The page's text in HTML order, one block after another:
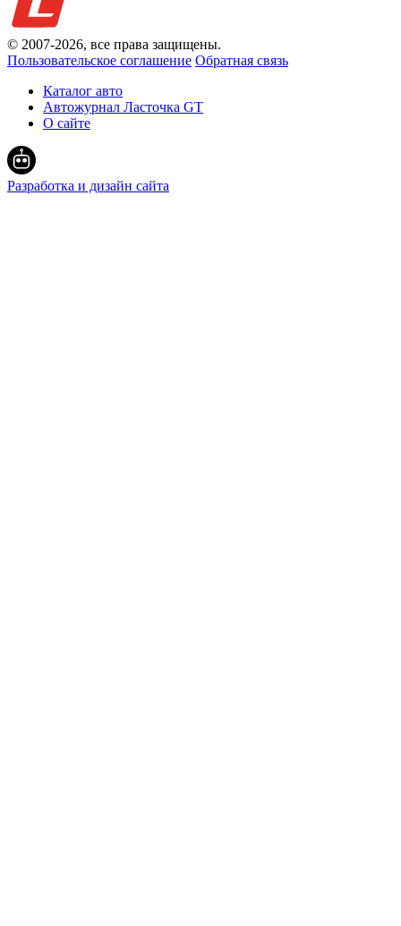
© 2007-2026, все права защищены.
Пользовательское соглашение Обратная связь
Каталог авто
Автожурнал Ласточка GT
О сайте
Разработка и дизайн сайта